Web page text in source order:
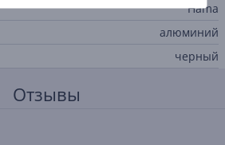
Hama
алюминий
черный
Отзывы